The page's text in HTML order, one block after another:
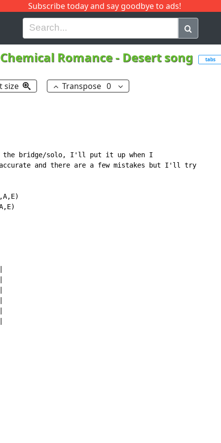
Subscribe today and say goodbye to ads!
H I J Q
Romance- Desert song tabs
size Transpose 0
the bridge/solo, I'll put it up when I
and there are a few mistakes but I'll try